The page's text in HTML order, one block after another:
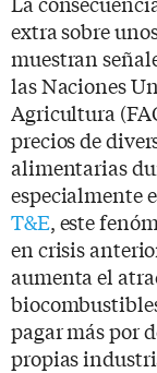
extra sobre
muestran
las Naciones
Agricultura
precios de
alimentarias
especialmente
T&E, este
en crisis
aumenta el
pagar más por
propias